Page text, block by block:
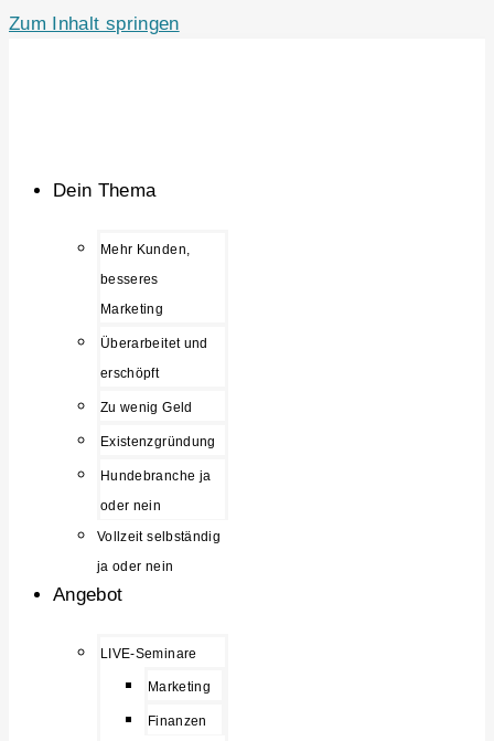
Zum Inhalt springen
Dein Thema
Mehr Kunden,
besseres
Marketing
Überarbeitet und
erschöpft
Zu wenig Geld
Existenzgründung
Hundebranche ja
oder nein
Vollzeit selbständig
ja oder nein
Angebot
LIVE-Seminare
Marketing
Finanzen